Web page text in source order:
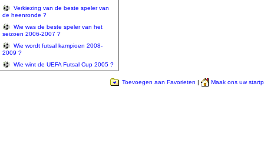
Verkiezing van de beste speler van
de heenronde ?
Wie was de beste speler van het
seizoen 2006-2007 ?
Wie wordt futsal kampioen 2008-
2009 ?
Wie wint de UEFA Futsal Cup 2005 ?
Toevoegen aan Favorieten | Maak ons uw